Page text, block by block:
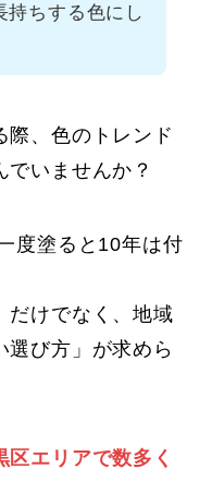
持ちする色にし
際、色のトレンド
いませんか？
度塗ると10年は付
だけでなく、地域
選び方」が求めら
区エリアで数多く